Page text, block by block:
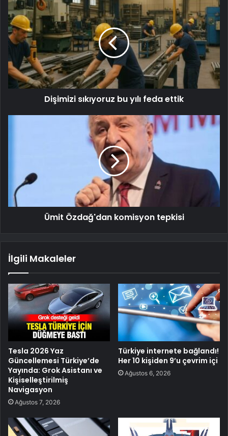
Dişimizi sıkıyoruz bu yılı feda ettik
Ümit Özdağ'dan komisyon tepkisi
İlgili Makaleler
Tesla 2026 Yaz
Güncellemesi Türkiye’de
Yayında: Grok Asistanı ve
Kişiselleştirilmiş
Navigasyon
Ağustos 7, 2026
Türkiye internete bağlandı!
Her 10 kişiden 9’u çevrim içi
Ağustos 6, 2026